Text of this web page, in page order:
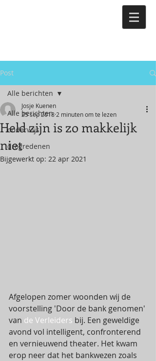
Post
Alle berichten
onderwijs
drogredenen
Alle berichten
Held zijn is zo makkelijk
niet
Josje Kuenen
25 sep 2018 2 minuten om te lezen
Bijgewerkt op: 22 apr 2021
Afgelopen zomer woonden wij de
voorstelling 'Door de bank genomen'
van de Verleiders bij. Een geweldige
avond vol intelligent, confronterend
en vernieuwend theater. Het kwam
erop neer dat het bankwezen zoals